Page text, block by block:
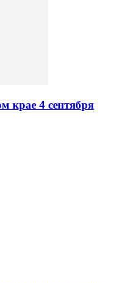
крае 4 сентября